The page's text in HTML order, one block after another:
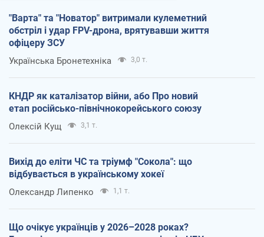
"Варта" та "Новатор" витримали кулеметний
обстріл і удар FPV-дрона, врятувавши життя
офіцеру ЗСУ
Українська Бронетехніка 3,0 т.
КНДР як каталізатор війни, або Про новий
етап російсько-північнокорейського союзу
Олексій Кущ 3,1 т.
Вихід до еліти ЧС та тріумф "Сокола": що
відбувається в українському хокеї
Олександр Липенко 1,1 т.
Що очікує українців у 2026–2028 роках?